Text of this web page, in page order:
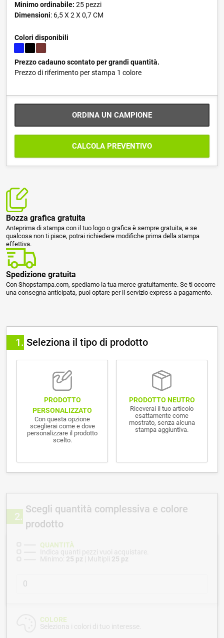
Minimo ordinabile: 25 pezzi
Dimensioni: 6,5 X 2 X 0,7 CM
Colori disponibili
Prezzo cadauno scontato per grandi quantità.
Prezzo di riferimento per stampa 1 colore
ORDINA UN CAMPIONE
CALCOLA PREVENTIVO
Bozza grafica gratuita
Anteprima di stampa con il tuo logo o grafica è sempre gratuita, e se
qualcosa non ti piace, potrai richiedere modifiche prima della stampa
effettiva.
Spedizione gratuita
Con Shopstampa.com, spediamo la tua merce gratuitamente. Se ti occorre
una consegna anticipata, puoi optare per il servizio express a pagamento.
1 Seleziona il tipo di prodotto
PRODOTTO
PERSONALIZZATO
Con questa opzione
sceglierai come e dove
personalizzare il prodotto
scelto.
PRODOTTO NEUTRO
Riceverai il tuo articolo
esattamente come
mostrato, senza alcuna
stampa aggiuntiva.
2
Scegli quantità complessiva e colore
prodotto
QUANTITÀ
Indica quanti pezzi vuoi acquistare.
Minimo: 25 pz | Multipli 25 pz
COLORE
Seleziona i colori di tuo interesse.